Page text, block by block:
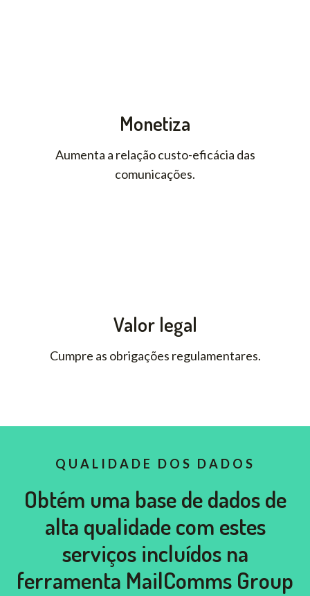
Monetiza
Aumenta a relação custo-eficácia das
comunicações.
Valor legal
Cumpre as obrigações regulamentares.
QUALIDADE DOS DADOS
Obtém uma base de dados de
alta qualidade com estes
serviços incluídos na
ferramenta MailComms Group